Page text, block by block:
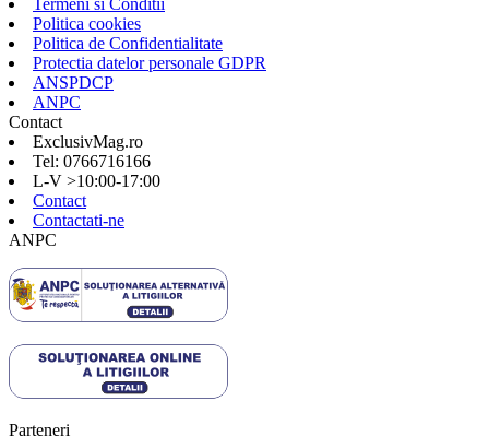
Politica cookies
Politica de Confidentialitate
Protectia datelor personale GDPR
ANSPDCP
ANPC
Contact
ExclusivMag.ro
Tel: 0766716166
L-V >10:00-17:00
Contact
Contactati-ne
ANPC
Parteneri